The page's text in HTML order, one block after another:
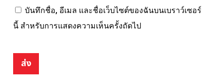
บันทึกชื่อ, อีเมล และชื่อเว็บไซต์ของฉันบนเบราว์เซอร์
นี้ สำหรับการแสดงความเห็นครั้งถัดไป